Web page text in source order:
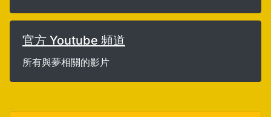
官方 Youtube 頻道
所有與夢相關的影片